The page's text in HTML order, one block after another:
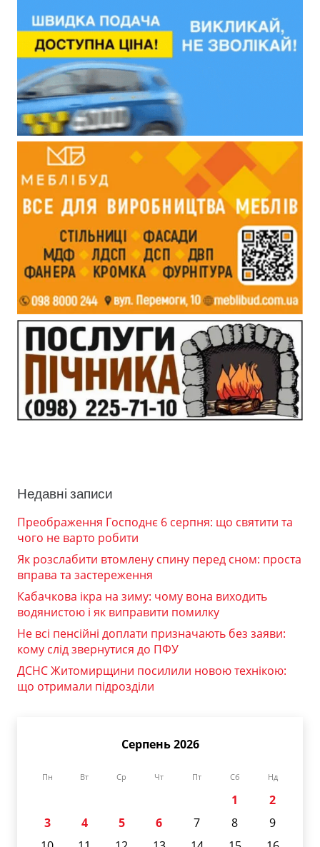
Недавні записи
Преображення Господнє 6 серпня: що святити та
чого не варто робити
Як розслабити втомлену спину перед сном: проста
вправа та застереження
Кабачкова ікра на зиму: чому вона виходить
водянистою і як виправити помилку
Не всі пенсійні доплати призначають без заяви:
кому слід звернутися до ПФУ
ДСНС Житомирщини посилили новою технікою:
що отримали підрозділи
Серпень 2026
Пн Вт Ср Чт Пт Сб Нд
1
2
3
4 5 6 7 8
9